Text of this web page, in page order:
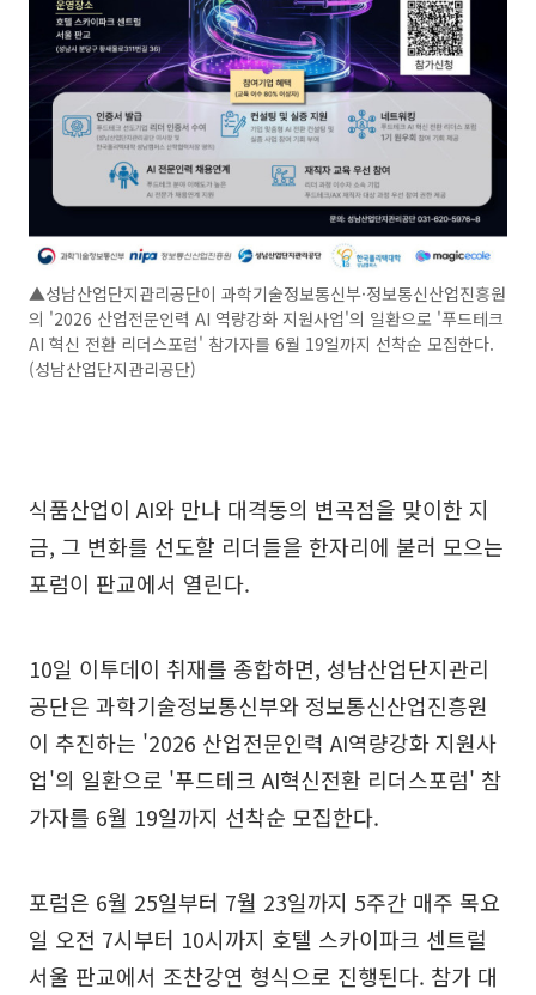
▲성남산업단지관리공단이 과학기술정보통신부·정보통신산업진흥원
의 '2026 산업전문인력 AI 역량강화 지원사업'의 일환으로 '푸드테크
AI 혁신 전환 리더스포럼' 참가자를 6월 19일까지 선착순 모집한다.
(성남산업단지관리공단)
식품산업이 AI와 만나 대격동의 변곡점을 맞이한 지
금, 그 변화를 선도할 리더들을 한자리에 불러 모으는
포럼이 판교에서 열린다.
10일 이투데이 취재를 종합하면, 성남산업단지관리
공단은 과학기술정보통신부와 정보통신산업진흥원
이 추진하는 '2026 산업전문인력 AI역량강화 지원사
업'의 일환으로 '푸드테크 AI혁신전환 리더스포럼' 참
가자를 6월 19일까지 선착순 모집한다.
포럼은 6월 25일부터 7월 23일까지 5주간 매주 목요
일 오전 7시부터 10시까지 호텔 스카이파크 센트럴
서울 판교에서 조찬강연 형식으로 진행된다. 참가 대